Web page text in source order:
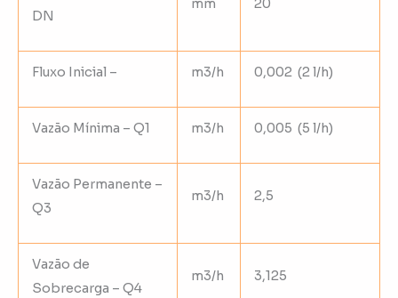
DN
mm 20
Fluxo Inicial – m3/h 0,002 (2 l/h)
Vazão Mínima – Q1 m3/h 0,005 (5 l/h)
Vazão Permanente –
Q3
m3/h 2,5
Vazão de
Sobrecarga – Q4
m3/h 3,125